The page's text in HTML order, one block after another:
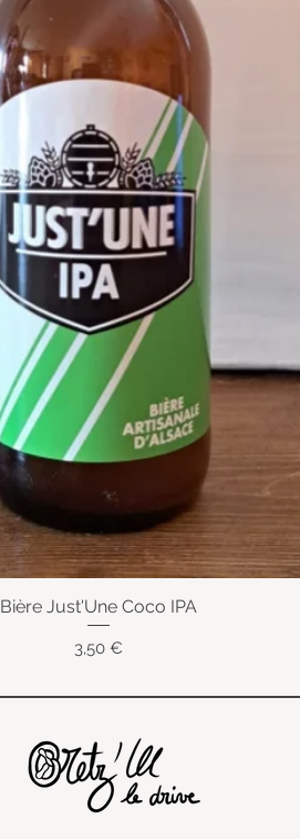
Aperçu rapide
Bière Just'Une Coco IPA
Prix
3,50 €